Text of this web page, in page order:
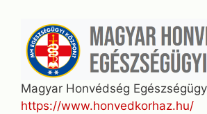
Magyar Honvédség
https://www.honvedkorhaz.hu/